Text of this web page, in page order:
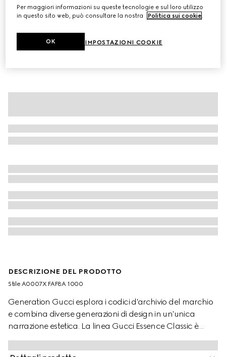
Personalizza con le iniziali
Valigetta Gucci Essence Classic misura media
Variantetessuto GG nero
DESCRIZIONE DEL PRODOTTO
Stile ‎A0007X FAF8A 1000
Generation Gucci esplora i codici d'archivio del marchio
e combina diverse generazioni di design in un'unica
narrazione estetica. La linea Gucci Essence Classic è
pensata per uno stile di vita in movimento. Leggero e
morbidamente strutturato, ogni modello è realizzato in
Per maggiori informazioni su queste tecnologie e sul loro utilizzo
in questo sito web, può consultare la nostra
Politica sui cookie.
IMPOSTAZIONI COOKIE
OK